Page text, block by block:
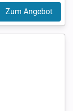
Zum Angebot